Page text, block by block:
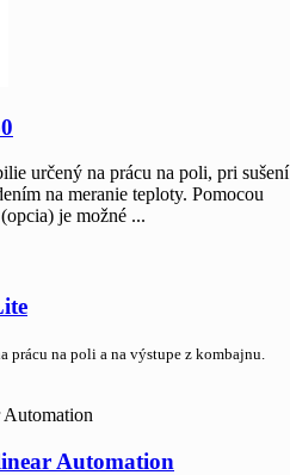
určený na prácu na poli, pri sušení
na meranie teploty. Pomocou
je možné ...
prácu na poli a na výstupe z kombajnu.
Automation